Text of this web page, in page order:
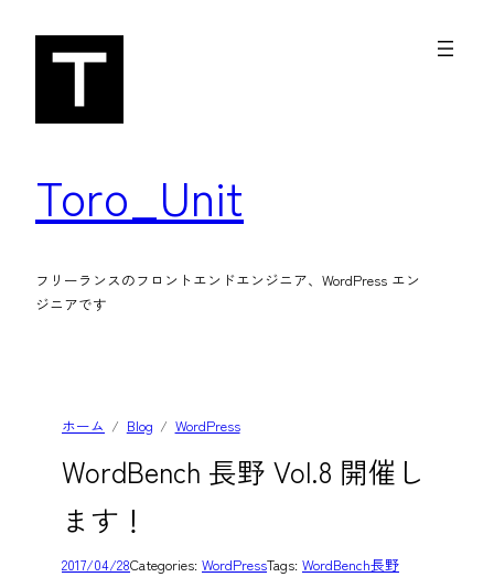
Toro_Unit
フリーランスのフロントエンドエンジニア、WordPress エン
ジニアです
ホーム Blog WordPress
WordBench 長野 Vol.8 開催し
ます！
2017/04/28Categories: WordPressTags: WordBench長野